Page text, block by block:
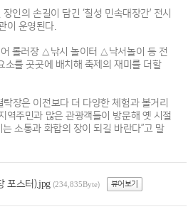
인의 손길이 담긴 ‘칠성 민속대장간’ 전시
이 운영된다.
롤러장 △낚시 놀이터 △낙서놀이 등 전
소를 곳곳에 배치해 축제의 재미를 더할
장은 이전보다 더 다양한 체험과 볼거리
역주민과 많은 관광객들이 방문해 옛 시절
소통과 화합의 장이 되길 바란다”고 말
포스터).jpg (234,835Byte) 뷰어보기